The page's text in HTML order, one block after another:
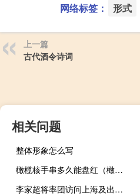
网络标签： 形式
上一篇
古代酒令诗词
相关问题
整体形象怎么写
橄榄核手串多久能盘红（橄榄核手串）
李家超将率团访问上海及出席进博会